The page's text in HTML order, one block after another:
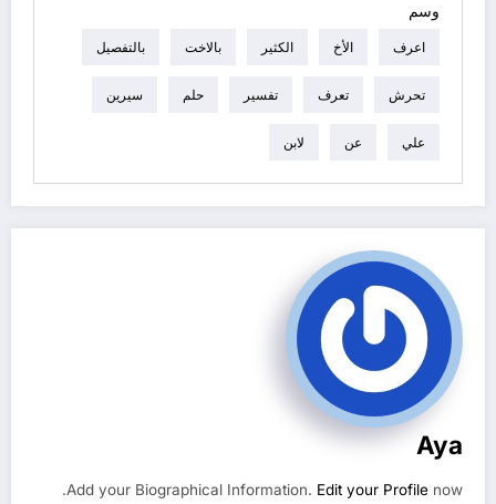
وسم
اعرف الأخ الكثير بالاخت بالتفصيل
تحرش تعرف تفسير حلم سيرين
علي عن لابن
Aya
Add your Biographical Information. Edit your Profile now.